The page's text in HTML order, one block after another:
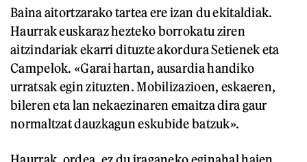
Baina aitortzarako tartea ere izan du ekitaldiak.
Haurrak euskaraz hezteko borrokatu ziren
aitzindariak ekarri dituzte akordura Setienek eta
Campelok. «Garai hartan, ausardia handiko
urratsak egin zituzten. Mobilizazioen, eskaeren,
bileren eta lan nekaezinaren emaitza dira gaur
normaltzat dauzkagun eskubide batzuk».